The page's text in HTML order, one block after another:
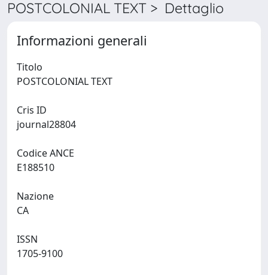
POSTCOLONIAL TEXT > Dettaglio
Informazioni generali
Titolo
Cris ID
Codice ANCE
Nazione
ISSN